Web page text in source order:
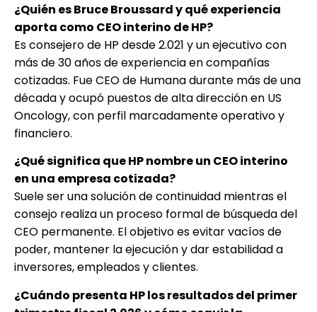
¿Quién es Bruce Broussard y qué experiencia
aporta como CEO interino de HP?
Es consejero de HP desde 2.021 y un ejecutivo con
más de 30 años de experiencia en compañías
cotizadas. Fue CEO de Humana durante más de una
década y ocupó puestos de alta dirección en US
Oncology, con perfil marcadamente operativo y
financiero.
¿Qué significa que HP nombre un CEO interino
en una empresa cotizada?
Suele ser una solución de continuidad mientras el
consejo realiza un proceso formal de búsqueda del
CEO permanente. El objetivo es evitar vacíos de
poder, mantener la ejecución y dar estabilidad a
inversores, empleados y clientes.
¿Cuándo presenta HP los resultados del primer